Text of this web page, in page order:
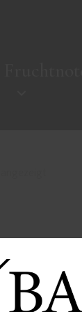
– Peated
Merlot Fass
MwSt. zzgl.